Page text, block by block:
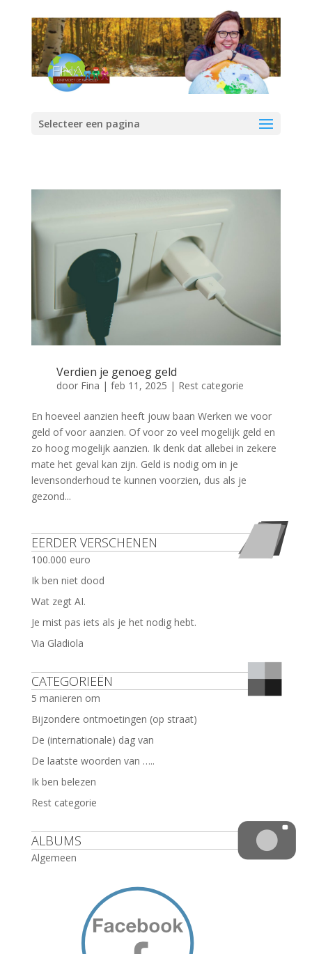
Selecteer een pagina
Verdien je genoeg geld
door Fina | feb 11, 2025 | Rest categorie
En hoeveel aanzien heeft jouw baan Werken we voor
geld of voor aanzien. Of voor zo veel mogelijk geld en
zo hoog mogelijk aanzien. Ik denk dat allebei in zekere
mate het geval kan zijn. Geld is nodig om in je
levensonderhoud te kunnen voorzien, dus als je
gezond...
EERDER VERSCHENEN
100.000 euro
Ik ben niet dood
Wat zegt AI.
Je mist pas iets als je het nodig hebt.
Via Gladiola
CATEGORIEËN
5 manieren om
Bijzondere ontmoetingen (op straat)
De (internationale) dag van
De laatste woorden van …..
Ik ben belezen
Rest categorie
ALBUMS
Algemeen